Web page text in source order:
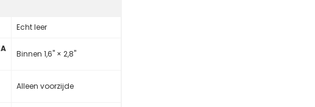
Echt leer
Binnen 1,6" × 2,8"
Alleen voorzijde